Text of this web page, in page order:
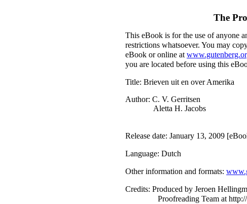
The
This eBook is for the use of anyone
restrictions whatsoever. You may
eBook or online at
you are located before using this
Title: Brieven uit en over Amerika
Author: C. V. Gerritsen
Aletta H. Jacobs
Release date: January 13, 2009
Language: Dutch
Other information and formats:
Credits: Produced by Jeroen
Proofreading Team at